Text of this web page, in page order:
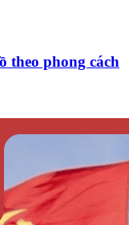
theo phong cách